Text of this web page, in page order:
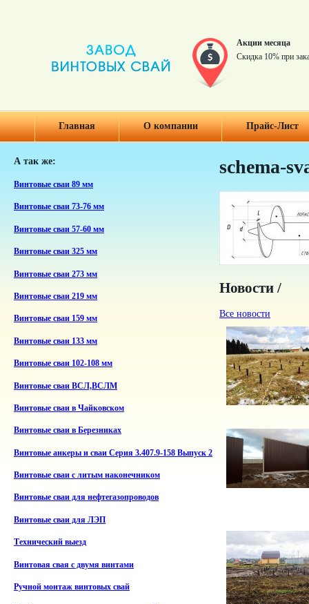
Акции месяца
Скидка 10% при
Главная О компании Прайс-Лист
А так же:
Винтовые сваи 89 мм
Винтовые сваи 73-76 мм
Винтовые сваи 57-60 мм
Винтовые сваи 325 мм
Винтовые сваи 273 мм
Винтовые сваи 219 мм
Винтовые сваи 159 мм
Винтовые сваи 133 мм
Винтовые сваи 102-108 мм
Винтовые сваи ВСЛ,ВСЛМ
Винтовые сваи в Чайковском
Винтовые сваи в Березниках
Винтовые анкеры и сваи Серия 3.407.9-158 Выпуск 2
Винтовые сваи с литым наконечником
Винтовые сваи для нефтегазопроводов
Винтовые сваи для ЛЭП
Технический выезд
Винтовая свая с двумя винтами
Ручной монтаж винтовых свай
schema-
Новости /
Все новости